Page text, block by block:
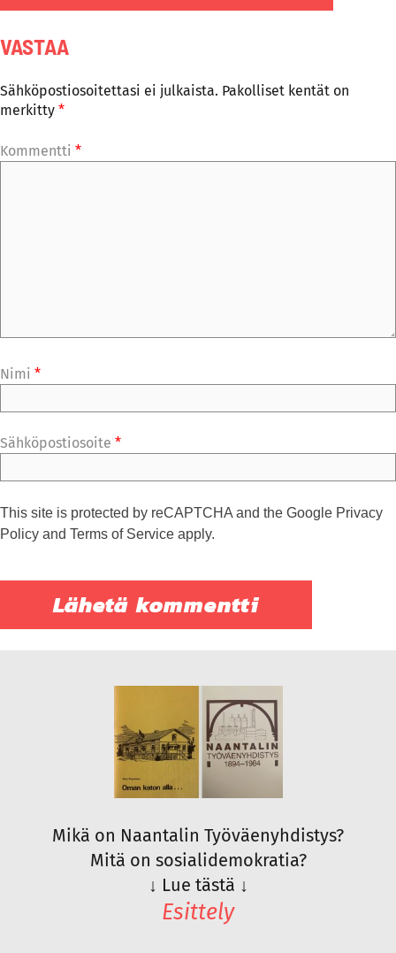
VASTAA
Sähköpostiosoitettasi ei julkaista. Pakolliset kentät on
merkitty *
Kommentti *
Nimi *
Sähköpostiosoite *
This site is protected by reCAPTCHA and the Google Privacy
Policy and Terms of Service apply.
Mikä on Naantalin Työväenyhdistys?
Mitä on sosialidemokratia?
↓ Lue tästä ↓
Esittely